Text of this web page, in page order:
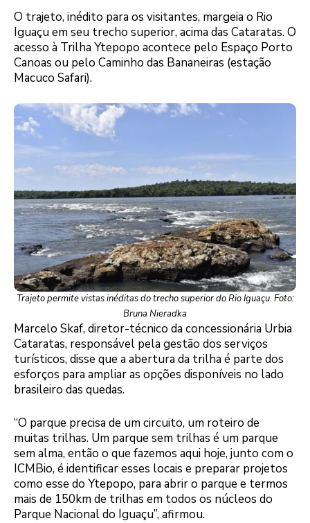
O trajeto, inédito para os visitantes, margeia o Rio
Iguaçu em seu trecho superior, acima das Cataratas. O
acesso à Trilha Ytepopo acontece pelo Espaço Porto
Canoas ou pelo Caminho das Bananeiras (estação
Macuco Safari).
Trajeto permite vistas inéditas do trecho superior do Rio Iguaçu. Foto:
Bruna Nieradka
Marcelo Skaf, diretor-técnico da concessionária Urbia
Cataratas, responsável pela gestão dos serviços
turísticos, disse que a abertura da trilha é parte dos
esforços para ampliar as opções disponíveis no lado
brasileiro das quedas.
“O parque precisa de um circuito, um roteiro de
muitas trilhas. Um parque sem trilhas é um parque
sem alma, então o que fazemos aqui hoje, junto com o
ICMBio, é identificar esses locais e preparar projetos
como esse do Ytepopo, para abrir o parque e termos
mais de 150km de trilhas em todos os núcleos do
Parque Nacional do Iguaçu”, afirmou.